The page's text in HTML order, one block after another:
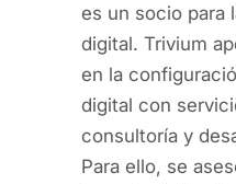
es un socio para
digital. Trivium
en la
digital con
consultoría y
Para ello, se